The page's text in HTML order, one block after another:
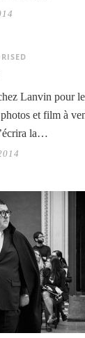
Lanvin pour
et film à
la…